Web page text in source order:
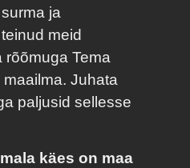
ja
meid
rõõmuga Tema
Juhata
paljusid sellesse
käes on maa